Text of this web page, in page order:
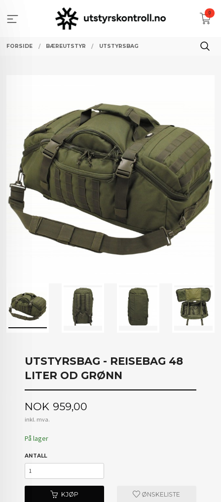
innholdet
0
FORSIDE BÆREUTSTYR UTSTYRSBAG
UTSTYRSBAG - REISEBAG 48
LITER OD GRØNN
Pris
NOK 959,00
inkl. mva.
På lager
ANTALL
KJØP ØNSKELISTE